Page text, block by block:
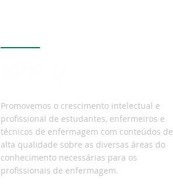
Promovemos o crescimento intelectual e
profissional de estudantes, enfermeiros e
técnicos de enfermagem com conteúdos de
alta qualidade sobre as diversas áreas do
conhecimento necessárias para os
profissionais de enfermagem.